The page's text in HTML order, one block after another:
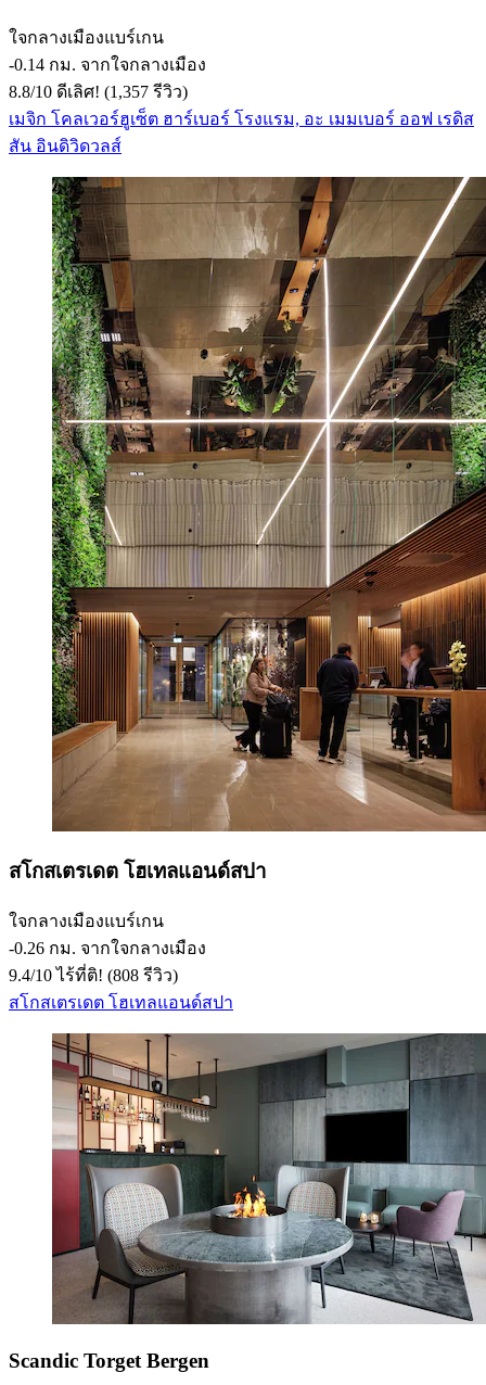
ใจกลางเมืองแบร์เกน
‐0.14 กม. จากใจกลางเมือง
8.8/10 ดีเลิศ! (1,357 รีวิว)
เมจิก โคลเวอร์ฮูเซ็ต ฮาร์เบอร์ โรงแรม, อะ เมมเบอร์ ออฟ เรดิส
สัน อินดิวิดวลส์
สโกสเตรเดต โฮเทลแอนด์สปา
ใจกลางเมืองแบร์เกน
‐0.26 กม. จากใจกลางเมือง
9.4/10ไร้ที่ติ! (808 รีวิว)
สโกสเตรเดต โฮเทลแอนด์สปา
Scandic Torget Bergen